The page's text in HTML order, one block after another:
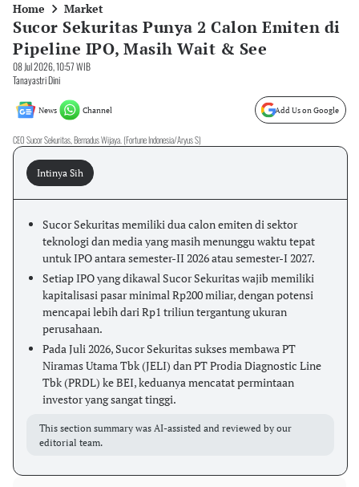
Home Market
Sucor Sekuritas Punya 2 Calon Emiten di
Pipeline IPO, Masih Wait & See
08 Jul 2026, 10:57 WIB
Tanayastri Dini
News Channel Add Us on Google
CEO Sucor Sekuritas, Bernadus Wijaya. (Fortune Indonesia/Aryus S)
Intinya Sih
Sucor Sekuritas memiliki dua calon emiten di sektor
teknologi dan media yang masih menunggu waktu tepat
untuk IPO antara semester-II 2026 atau semester-I 2027.
Setiap IPO yang dikawal Sucor Sekuritas wajib memiliki
kapitalisasi pasar minimal Rp200 miliar, dengan potensi
mencapai lebih dari Rp1 triliun tergantung ukuran
perusahaan.
Pada Juli 2026, Sucor Sekuritas sukses membawa PT
Niramas Utama Tbk (JELI) dan PT Prodia Diagnostic Line
Tbk (PRDL) ke BEI, keduanya mencatat permintaan
investor yang sangat tinggi.
This section summary was AI-assisted and reviewed by our
editorial team.